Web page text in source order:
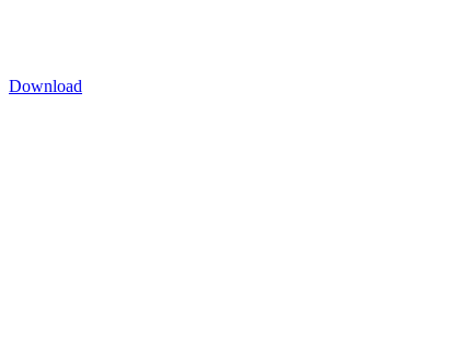
Download